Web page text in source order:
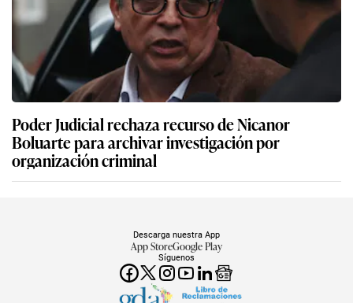
Poder Judicial rechaza recurso de Nicanor
Boluarte para archivar investigación por
organización criminal
Síguenos
Descarga nuestra App
App StoreGoogle Play